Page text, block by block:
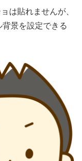
は貼れませんが、
景を設定できる